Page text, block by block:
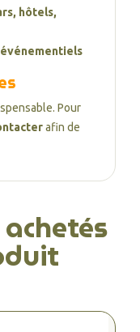
hôtels,
Pour
afin de